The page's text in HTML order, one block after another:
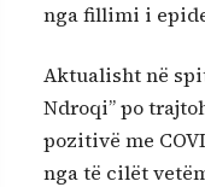
nga fillimi i
Aktualisht në
Ndroqi” po
pozitivë me
nga të cilët